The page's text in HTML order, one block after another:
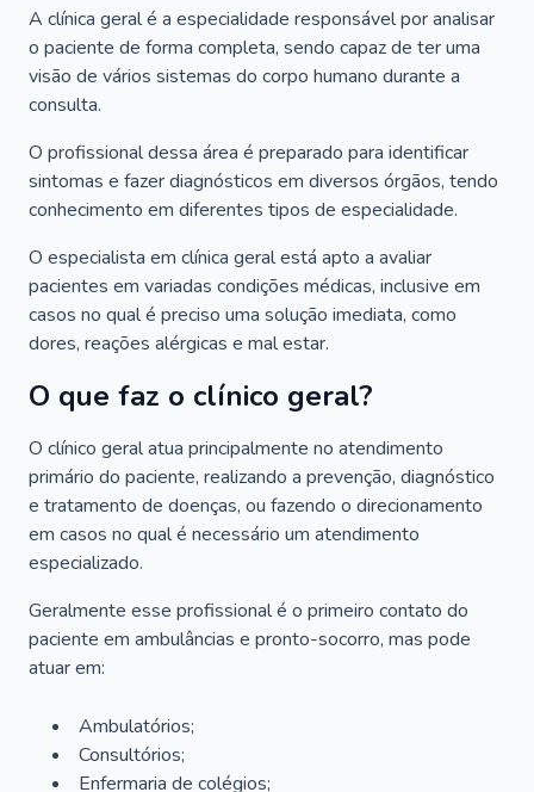
A clínica geral é a especialidade responsável por analisar
o paciente de forma completa, sendo capaz de ter uma
visão de vários sistemas do corpo humano durante a
consulta.
O profissional dessa área é preparado para identificar
sintomas e fazer diagnósticos em diversos órgãos, tendo
conhecimento em diferentes tipos de especialidade.
O especialista em clínica geral está apto a avaliar
pacientes em variadas condições médicas, inclusive em
casos no qual é preciso uma solução imediata, como
dores, reações alérgicas e mal estar.
O que faz o clínico geral?
O clínico geral atua principalmente no atendimento
primário do paciente, realizando a prevenção, diagnóstico
e tratamento de doenças, ou fazendo o direcionamento
em casos no qual é necessário um atendimento
especializado.
Geralmente esse profissional é o primeiro contato do
paciente em ambulâncias e pronto-socorro, mas pode
atuar em:
Ambulatórios;
Consultórios;
Enfermaria de colégios;